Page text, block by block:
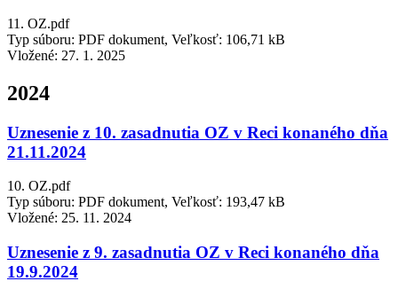
11. OZ.pdf
Typ súboru: PDF dokument, Veľkosť: 106,71 kB
Vložené: 27. 1. 2025
2024
Uznesenie z 10. zasadnutia OZ v Reci konaného dňa
21.11.2024
10. OZ.pdf
Typ súboru: PDF dokument, Veľkosť: 193,47 kB
Vložené: 25. 11. 2024
Uznesenie z 9. zasadnutia OZ v Reci konaného dňa
19.9.2024